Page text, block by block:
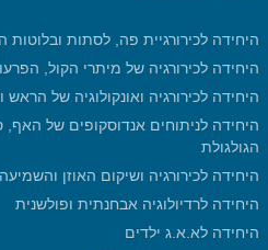
היחידה לכירורגיית פה, לסתות ובלוטות
היחידה לכירורגיה של מיתרי הקול,
היחידה לכירורגיה ואונקולוגיה של הראש
היחידה לניתוחים אנדוסקופים של האף,
הגולגולת
היחידה לכירורגיה ושיקום האוזן והשמיעה
היחידה לרדיולוגיה אבחנתית ופולשנית
היחידה לא.א.ג ילדים